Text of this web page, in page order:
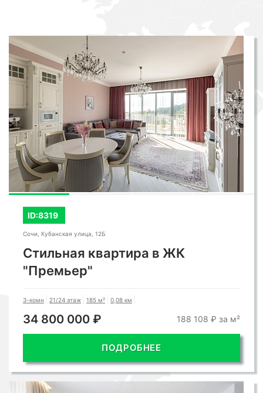
ID:8319
Сочи, Кубанская улица, 12Б
Стильная квартира в ЖК
"Премьер"
3-комн 21/24 этаж 185 м² 0,08 км
34 800 000 ₽ 188 108 ₽ за м²
ПОДРОБНЕЕ